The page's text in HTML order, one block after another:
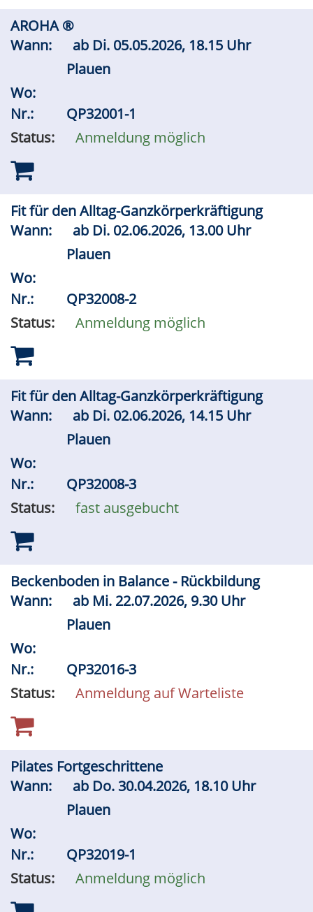
AROHA ®
Wann:
ab Di. 05.05.2026, 18.15 Uhr
Plauen
Wo:
Nr.:
QP32001-1
Status:
Anmeldung möglich
Fit für den Alltag-Ganzkörperkräftigung
Wann:
ab Di. 02.06.2026, 13.00 Uhr
Plauen
Wo:
Nr.:
QP32008-2
Status:
Anmeldung möglich
Fit für den Alltag-Ganzkörperkräftigung
Wann:
ab Di. 02.06.2026, 14.15 Uhr
Plauen
Wo:
Nr.:
QP32008-3
Status:
fast ausgebucht
Beckenboden in Balance - Rückbildung
Wann:
ab Mi. 22.07.2026, 9.30 Uhr
Plauen
Wo:
Nr.:
QP32016-3
Status:
Anmeldung auf Warteliste
Pilates Fortgeschrittene
Wann:
ab Do. 30.04.2026, 18.10 Uhr
Plauen
Wo:
Nr.:
QP32019-1
Status:
Anmeldung möglich